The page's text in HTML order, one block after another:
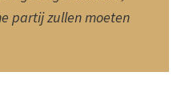
partij zullen moeten